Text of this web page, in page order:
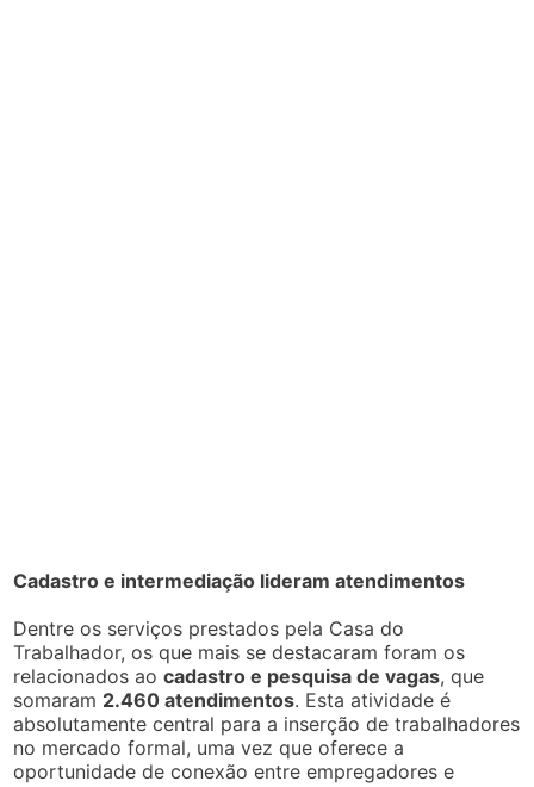
Cadastro e intermediação lideram atendimentos
Dentre os serviços prestados pela Casa do
Trabalhador, os que mais se destacaram foram os
relacionados aocadastro e pesquisa de vagas, que
somaram 2.460 atendimentos. Esta atividade é
absolutamente central para a inserção de trabalhadores
no mercado formal, uma vez que oferece a
oportunidade de conexão entre empregadores e